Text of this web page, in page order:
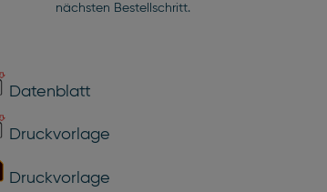
nächsten Bestellschritt.
Datenblatt
Druckvorlage
Druckvorlage